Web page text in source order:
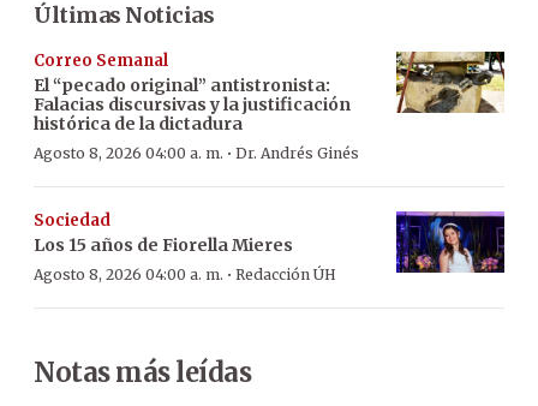
Últimas Noticias
Correo Semanal
El “pecado original” antistronista:
Falacias discursivas y la justificación
histórica de la dictadura
Agosto 8, 2026 04:00 a. m. · Dr. Andrés Ginés
Sociedad
Los 15 años de Fiorella Mieres
Agosto 8, 2026 04:00 a. m. · Redacción ÚH
Notas más leídas